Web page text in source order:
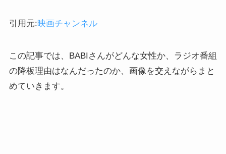
引用元:映画チャンネル
この記事では、BABIさんがどんな女性か、ラジオ番組
の降板理由はなんだったのか、画像を交えながらまと
めていきます。